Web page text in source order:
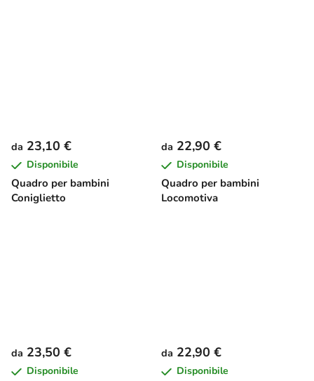
Quadro per bambini
Coniglietto
da 23,10 €
Disponibile
Quadro per bambini
Locomotiva
da 22,90 €
Disponibile
da 23,50 €
Disponibile
da 22,90 €
Disponibile